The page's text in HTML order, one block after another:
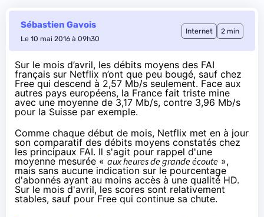
Sébastien Gavois
Le 10 mai 2016 à 09h30
Internet 2 min
Sur le mois d’avril, les débits moyens des FAI
français sur Netflix n’ont que peu bougé, sauf chez
Free qui descend à 2,57 Mb/s seulement. Face aux
autres pays européens, la France fait triste mine
avec une moyenne de 3,17 Mb/s, contre 3,96 Mb/s
pour la Suisse par exemple.
Comme chaque début de mois, Netflix met en à jour
son comparatif des débits moyens constatés chez
les principaux FAI. Il s'agit pour rappel d'une
moyenne mesurée « aux heures de grande écoute »,
mais sans aucune indication sur le pourcentage
d'abonnés ayant au moins accès à une qualité HD.
Sur le mois d'avril, les scores sont relativement
stables, sauf pour Free qui continue sa chute.